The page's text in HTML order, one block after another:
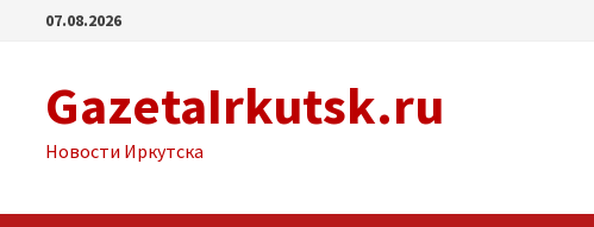
Перейти07.08.2026
GazetaIrkutsk.ru
Новости Иркутска